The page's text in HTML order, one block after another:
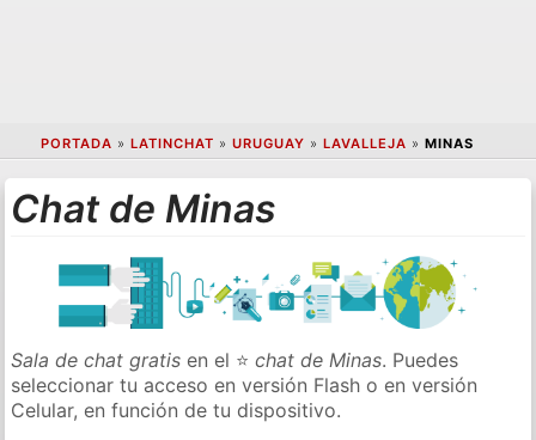
PORTADA » LATINCHAT » URUGUAY » LAVALLEJA » MINAS
Chat de Minas
Sala de chat gratis en el ⭐chat de Minas. Puedes
seleccionar tu acceso en versión Flash o en versión
Celular, en función de tu dispositivo.